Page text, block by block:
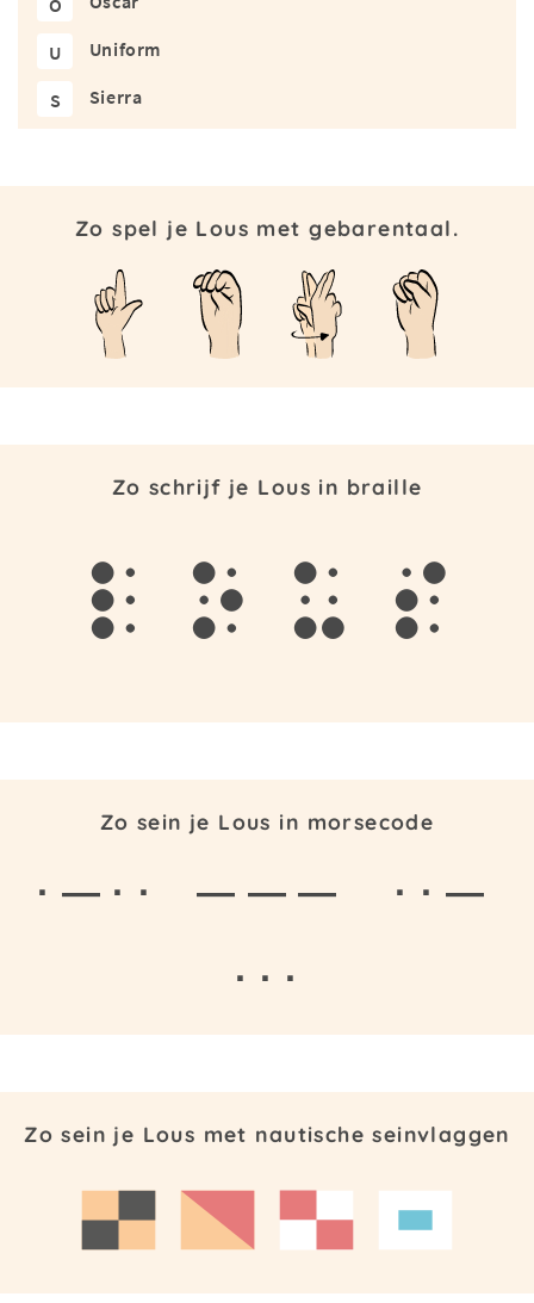
O
U Uniform
S Sierra
Zo spel je Lous met gebarentaal.
Zo schrijf je Lous in braille
l o u s
Zo sein je Lous in morsecode
· — · · — — —
· · —
· · ·
Zo sein je Lous met nautische seinvlaggen